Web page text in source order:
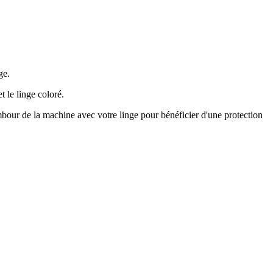
le linge coloré.
de la machine avec votre linge pour bénéficier d'une protection